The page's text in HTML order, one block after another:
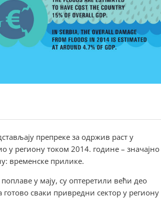
препреке за одржив раст у
у региону током 2014. године – значајно
временске прилике.
у мају, су оптеретили већи део
сваки привредни сектор у региону